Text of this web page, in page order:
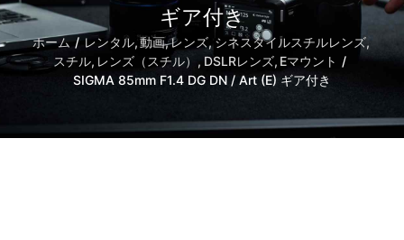
ギア付き
ホーム レンタル 動画 レンズ シネスタイルスチルレンズ
スチル レンズ（スチル） DSLRレンズ Eマウント
SIGMA 85mm F1.4 DG DN / Art (E) ギア付き